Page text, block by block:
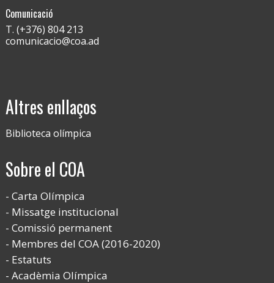
Comunicació
T. (+376) 804 213
comunicacio@coa.ad
Altres enllaços
Biblioteca olímpica
Sobre el COA
Carta Olímpica
Missatge institucional
Comissió permanent
Membres del COA (2016-2020)
Estatuts
Acadèmia Olímpica